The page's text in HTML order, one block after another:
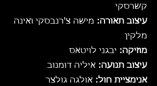
קשרסקי
עיצוב תאורה: מישה צ'רנבסקי ואינה
מלקין
מוזיקה: יבגני לויטאס
עיצוב תנועה: איליה דומנוב
אנימציית חול: אולגה גולצר